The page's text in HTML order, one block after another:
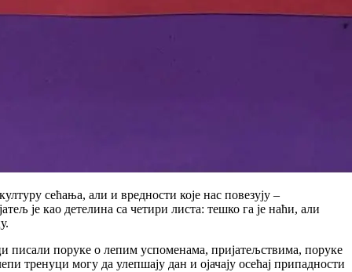
сећања, али и вредности које нас повезују –
је као детелина са четири листа: тешко га је наћи, али
писали поруке о лепим успоменама, пријатељствима, поруке
тренуци могу да улепшају дан и ојачају осећај припадности